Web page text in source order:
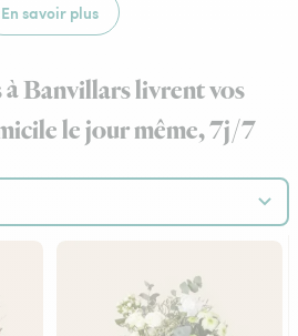
En savoir plus
Banvillars livrent vos
le jour même, 7j/7